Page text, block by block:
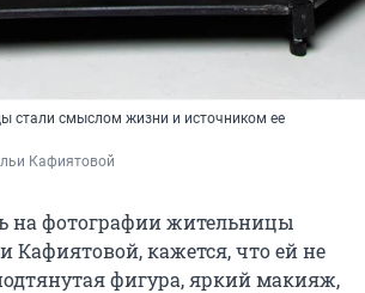
стали смыслом жизни и источником ее
Кафиятовой
на фотографии жительницы
Кафиятовой, кажется, что ей не
фигура, яркий макияж,